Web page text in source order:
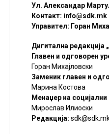
Ул. Александар
Контакт: info@sdk.mk
Управител: Горан
Дигитална
Главен и одговорен
Горан Михајловски
Заменик главен и
Марина Костова
Менаџер на
Мирослав Илиоски
Редакцијa: